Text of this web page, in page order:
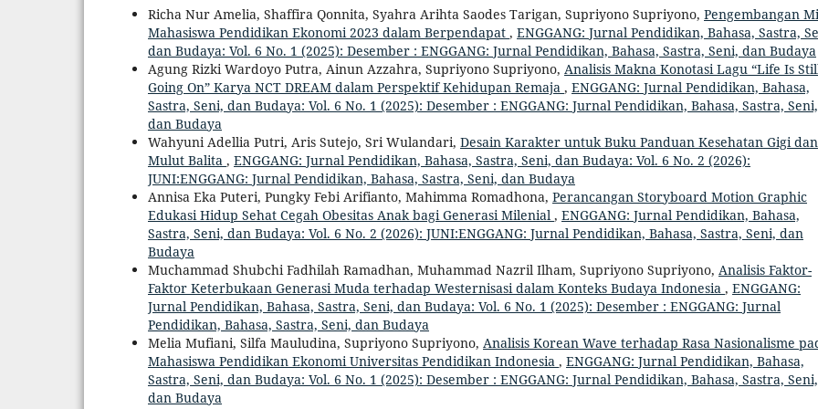
Richa Nur Amelia, Shaffira Qonnita, Syahra Arihta Saodes Tarigan, Supriyono Supriyono, Pengembangan
Mahasiswa Pendidikan Ekonomi 2023 dalam Berpendapat , ENGGANG: Jurnal Pendidikan, Bahasa, Sastra,
dan Budaya: Vol. 6 No. 1 (2025): Desember : ENGGANG: Jurnal Pendidikan, Bahasa, Sastra, Seni, dan Budaya
Agung Rizki Wardoyo Putra, Ainun Azzahra, Supriyono Supriyono, Analisis Makna Konotasi Lagu “Life Is
Going On” Karya NCT DREAM dalam Perspektif Kehidupan Remaja , ENGGANG: Jurnal Pendidikan, Bahasa,
Sastra, Seni, dan Budaya: Vol. 6 No. 1 (2025): Desember : ENGGANG: Jurnal Pendidikan, Bahasa, Sastra, Seni,
dan Budaya
Wahyuni Adellia Putri, Aris Sutejo, Sri Wulandari, Desain Karakter untuk Buku Panduan Kesehatan Gigi dan
Mulut Balita , ENGGANG: Jurnal Pendidikan, Bahasa, Sastra, Seni, dan Budaya: Vol. 6 No. 2 (2026):
JUNI:ENGGANG: Jurnal Pendidikan, Bahasa, Sastra, Seni, dan Budaya
Annisa Eka Puteri, Pungky Febi Arifianto, Mahimma Romadhona, Perancangan Storyboard Motion Graphic
Edukasi Hidup Sehat Cegah Obesitas Anak bagi Generasi Milenial , ENGGANG: Jurnal Pendidikan, Bahasa,
Sastra, Seni, dan Budaya: Vol. 6 No. 2 (2026): JUNI:ENGGANG: Jurnal Pendidikan, Bahasa, Sastra, Seni, dan
Budaya
Muchammad Shubchi Fadhilah Ramadhan, Muhammad Nazril Ilham, Supriyono Supriyono, Analisis Faktor-
Faktor Keterbukaan Generasi Muda terhadap Westernisasi dalam Konteks Budaya Indonesia , ENGGANG:
Jurnal Pendidikan, Bahasa, Sastra, Seni, dan Budaya: Vol. 6 No. 1 (2025): Desember : ENGGANG: Jurnal
Pendidikan, Bahasa, Sastra, Seni, dan Budaya
Melia Mufiani, Silfa Mauludina, Supriyono Supriyono, Analisis Korean Wave terhadap Rasa Nasionalisme
Mahasiswa Pendidikan Ekonomi Universitas Pendidikan Indonesia , ENGGANG: Jurnal Pendidikan, Bahasa,
Sastra, Seni, dan Budaya: Vol. 6 No. 1 (2025): Desember : ENGGANG: Jurnal Pendidikan, Bahasa, Sastra, Seni,
dan Budaya